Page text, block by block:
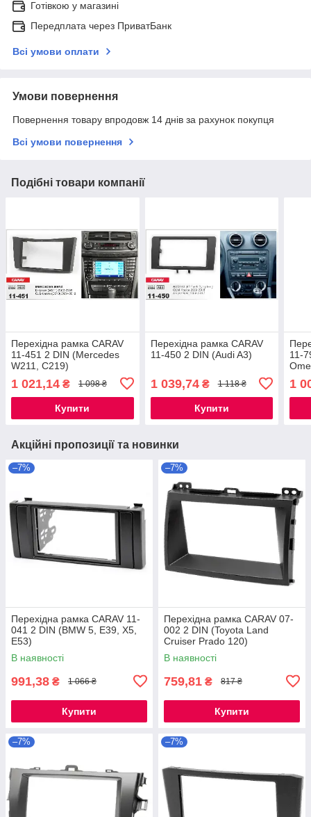
Готівкою у магазині
Передплата через ПриватБанк
Всі умови оплати
Умови повернення
Повернення товару впродовж 14 днів за рахунок покупця
Всі умови повернення
Подібні товари компанії
Перехідна рамка CARAV
11-451 2 DIN (Mercedes
W211, C219)
1 021,14 ₴ 1 098 ₴
Купити
Перехідна рамка CARAV
11-450 2 DIN (Audi A3)
1 039,74₴ 1 118 ₴
Купити
11-
1
Акційні пропозиції та новинки
–7%
Перехідна рамка CARAV 11-
041 2 DIN (BMW 5, E39, X5,
E53)
В наявності
991,38 ₴ 1 066 ₴
Купити
–7%
Перехідна рамка CARAV 07-
002 2 DIN (Toyota Land
Cruiser Prado 120)
В наявності
759,81 ₴ 817 ₴
Купити
–7% –7%